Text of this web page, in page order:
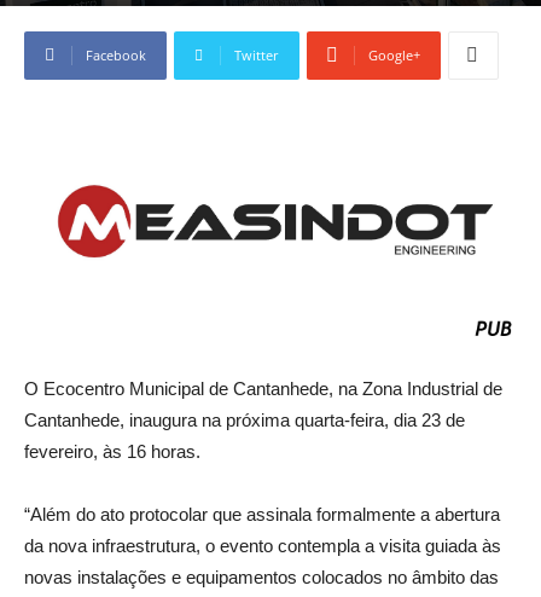
Facebook Twitter Google+
O Ecocentro Municipal de Cantanhede, na Zona Industrial de
Cantanhede, inaugura na próxima quarta-feira, dia 23 de
fevereiro, às 16 horas.
“Além do ato protocolar que assinala formalmente a abertura
da nova infraestrutura, o evento contempla a visita guiada às
novas instalações e equipamentos colocados no âmbito das